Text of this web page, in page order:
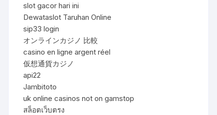
slot gacor hari ini
Dewataslot Taruhan Online
sip33 login
オンラインカジノ 比較
casino en ligne argent réel
仮想通貨カジノ
api22
Jambitoto
uk online casinos not on gamstop
สล็อตเว็บตรง